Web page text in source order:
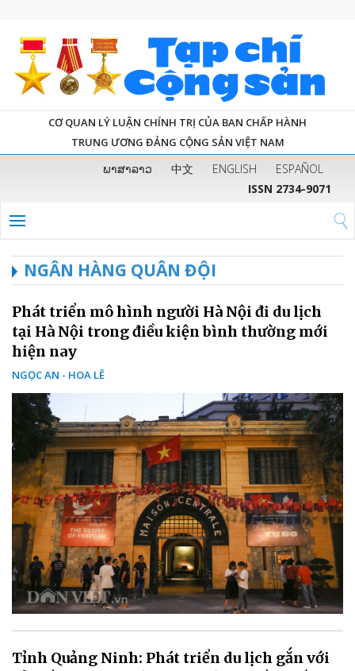
CƠ QUAN LÝ LUẬN CHÍNH TRỊ CỦA BAN CHẤP HÀNH
TRUNG ƯƠNG ĐẢNG CỘNG SẢN VIỆT NAM
ພາສາລາວ 中文 ENGLISH
ESPAÑOL
ISSN 2734-9071
NGÂN HÀNG QUÂN ĐỘI
Phát triển mô hình người Hà Nội đi du lịch
tại Hà Nội trong điều kiện bình thường mới
hiện nay
NGỌC AN - HOA LÊ
Tỉnh Quảng Ninh: Phát triển du lịch gắn với